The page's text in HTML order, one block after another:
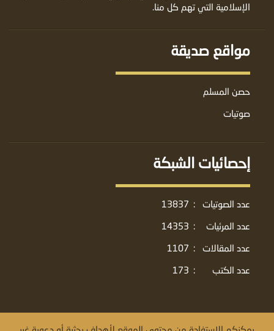
الإسلامية التي تهم كل منا.
مواقع صديقة
حصن المسلم
صوتيات
إحصائيات الشبكة
عدد الصوتيات :
13837
عدد المرئيات
:
14353
عدد المقالات
:
1107
عدد الكتب
:
173